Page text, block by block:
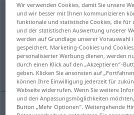
exekutor m <-ři>
Übersicht aller
(Für mehr Details die Übersetzung
Gerichtsvollzieher
Wir verwenden Cookies, damit Sie unsere
und wir besser mit Ihnen kommunizieren
funktionale und statistische Cookies, die für
und der statistischen Auswertung unserer
werden auf Grundlage unserer Vorauswahl
gespeichert. Marketing-Cookies und
personalisierter Werbung dienen, werden
durch einen Klick auf den „Akzeptieren“-
geben. Klicken Sie ansonsten auf
können Ihre Einwilligung jederzeit für
Webseite widerrufen. Wenn Sie weitere
und den Anpassungsmöglichkeiten
Button „Mehr Optionen“. Weitergehende